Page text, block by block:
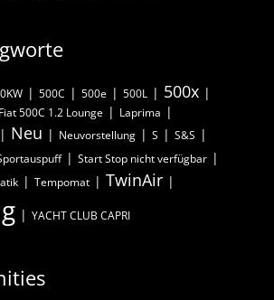
500C 500e 500L 500x
Fiat 500C 1.2 Lounge
Laprima
Neu Neuvorstellung S
S&S
Start Stop nicht verfügbar
Tempomat TwinAir
YACHT CLUB CAPRI